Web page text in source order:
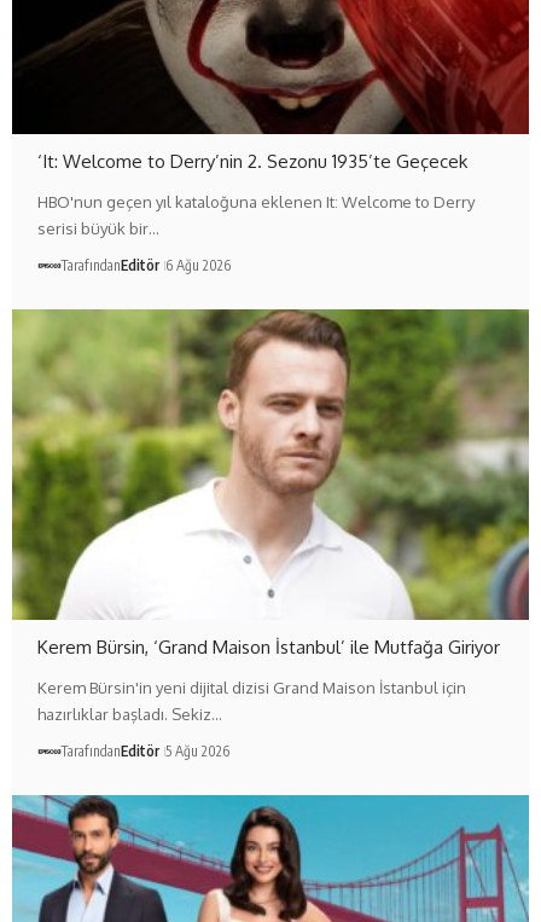
‘It: Welcome to Derry’nin 2. Sezonu 1935’te Geçecek
HBO'nun geçen yıl kataloğuna eklenen It: Welcome to Derry
serisi büyük bir…
TarafındanEditör 6 Ağu 2026
Kerem Bürsin, ‘Grand Maison İstanbul’ ile Mutfağa Giriyor
Kerem Bürsin'in yeni dijital dizisi Grand Maison İstanbul için
hazırlıklar başladı. Sekiz…
TarafındanEditör 5 Ağu 2026